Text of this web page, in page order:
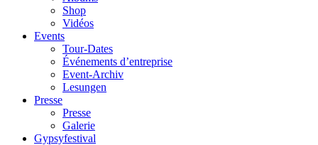
Shop
Vidéos
Events
Tour-Dates
Événements d’entreprise
Event-Archiv
Lesungen
Presse
Presse
Galerie
Gypsyfestival